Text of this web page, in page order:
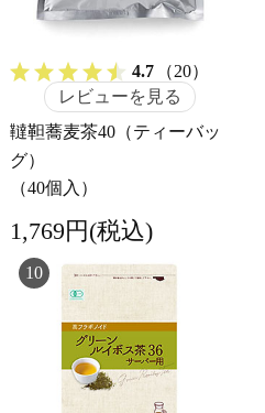
4.7
（20）
レビューを見る
韃靼蕎麦茶40（ティーバッ
グ）
（40個入）
1,769円(税込)
10